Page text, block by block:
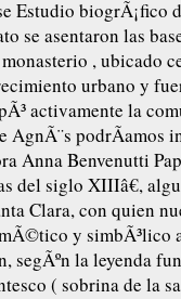
Estudio biogrÃ¡fico
se asentaron las
, ubicado
urbano y
activamente la
AgnÃ¨s podrÃ­amos
Anna Benvenutti
del siglo XIIIâ€,
Clara, con quien
y simbÃ³lico
segÃºn la leyenda
( sobrina de la